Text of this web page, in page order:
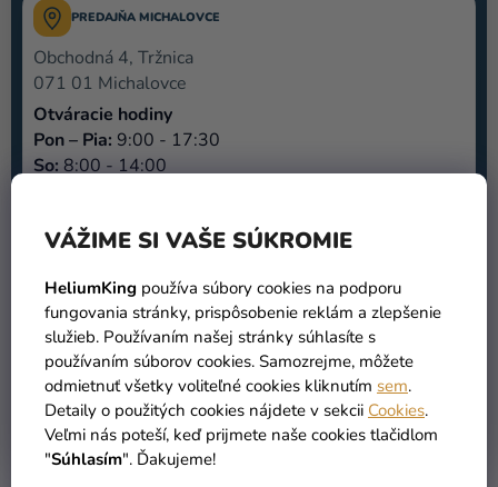
VÁŽIME SI VAŠE SÚKROMIE
HeliumKing používa súbory cookies na podporu
fungovania stránky, prispôsobenie reklám a zlepšenie
služieb. Používaním našej stránky súhlasíte s
používaním súborov cookies. Samozrejme, môžete
odmietnuť všetky voliteľné cookies kliknutím sem.
Detaily o použitých cookies nájdete v sekcii Cookies.
Veľmi nás poteší, keď prijmete naše cookies tlačidlom
"Súhlasím". Ďakujeme!
PREDAJŇA MICHALOVCE
Obchodná 4, Tržnica
071 01 Michalovce
Otváracie hodiny
Pon – Pia: 9:00 - 17:30
So: 8:00 - 14:00